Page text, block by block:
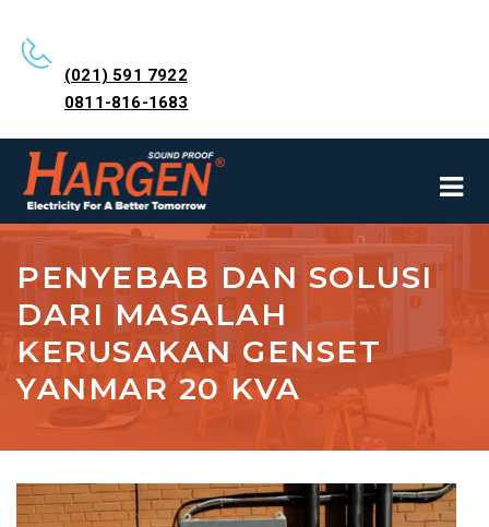
(021) 591 7922
0811-816-1683
PENYEBAB DAN SOLUSI
DARI MASALAH
KERUSAKAN GENSET
YANMAR 20 KVA